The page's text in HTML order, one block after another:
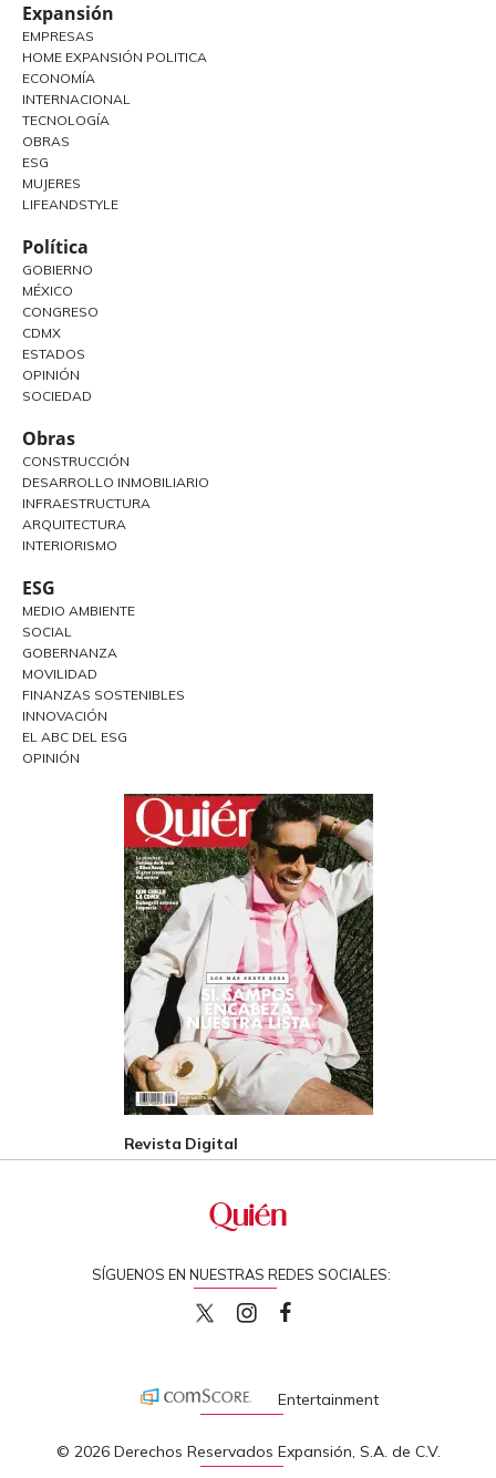
Expansión
EMPRESAS
HOME EXPANSIÓN POLITICA
ECONOMÍA
INTERNACIONAL
TECNOLOGÍA
OBRAS
ESG
MUJERES
LIFEANDSTYLE
Política
GOBIERNO
MÉXICO
CONGRESO
CDMX
ESTADOS
OPINIÓN
SOCIEDAD
Obras
CONSTRUCCIÓN
DESARROLLO INMOBILIARIO
INFRAESTRUCTURA
ARQUITECTURA
INTERIORISMO
ESG
MEDIO AMBIENTE
SOCIAL
GOBERNANZA
MOVILIDAD
FINANZAS SOSTENIBLES
INNOVACIÓN
EL ABC DEL ESG
OPINIÓN
Revista Digital
SÍGUENOS EN NUESTRAS REDES SOCIALES:
quiencom
Entertainment
© 2026 Derechos Reservados Expansión, S.A. de C.V.